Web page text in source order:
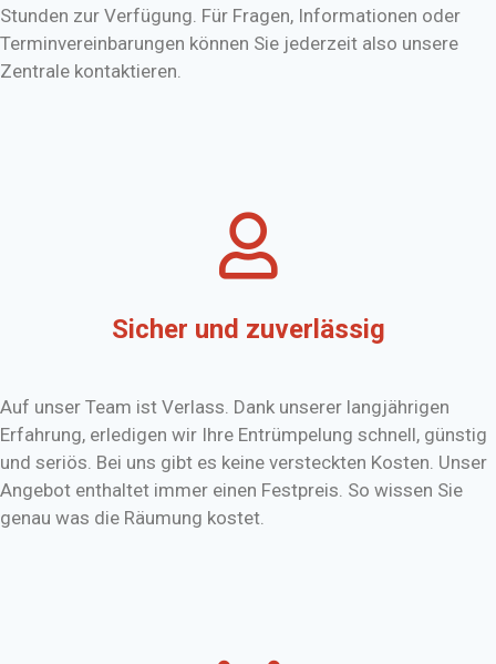
Stunden zur Verfügung. Für Fragen, Informationen oder
Terminvereinbarungen können Sie jederzeit also unsere
Zentrale kontaktieren.
Sicher und zuverlässig
Auf unser Team ist Verlass. Dank unserer langjährigen
Erfahrung, erledigen wir Ihre Entrümpelung schnell, günstig
und seriös. Bei uns gibt es keine versteckten Kosten. Unser
Angebot enthaltet immer einen Festpreis. So wissen Sie
genau was die Räumung kostet.